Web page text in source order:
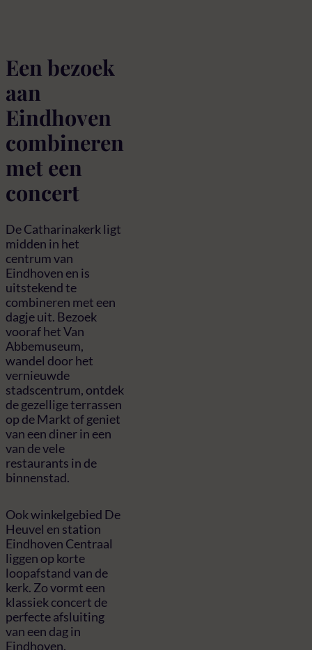
Een bezoek
aan
Eindhoven
combineren
met een
concert
De Catharinakerk ligt
midden in het
centrum van
Eindhoven en is
uitstekend te
combineren met een
dagje uit. Bezoek
vooraf het Van
Abbemuseum,
wandel door het
vernieuwde
stadscentrum, ontdek
de gezellige terrassen
op de Markt of geniet
van een diner in een
van de vele
restaurants in de
binnenstad.
Ook winkelgebied De
Heuvel en station
Eindhoven Centraal
liggen op korte
loopafstand van de
kerk. Zo vormt een
klassiek concert de
perfecte afsluiting
van een dag in
Eindhoven.